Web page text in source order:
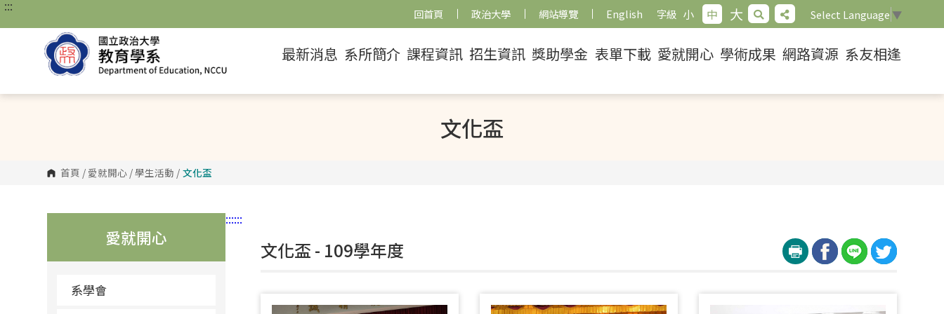
跳
主
::: 回首頁 政治大學 網站導覽 English 字級 小 中 大 Select Language ▼
最新消息 系所簡介 課程資訊 招生資訊 獎助學金 表單下載 愛就開心 學術成果 網路資源 系友相逢
文化盃
首頁 / 愛就開心 /學生活動 / 文化盃
:::
愛就開心
系學會
:::
文化盃 - 109學年度